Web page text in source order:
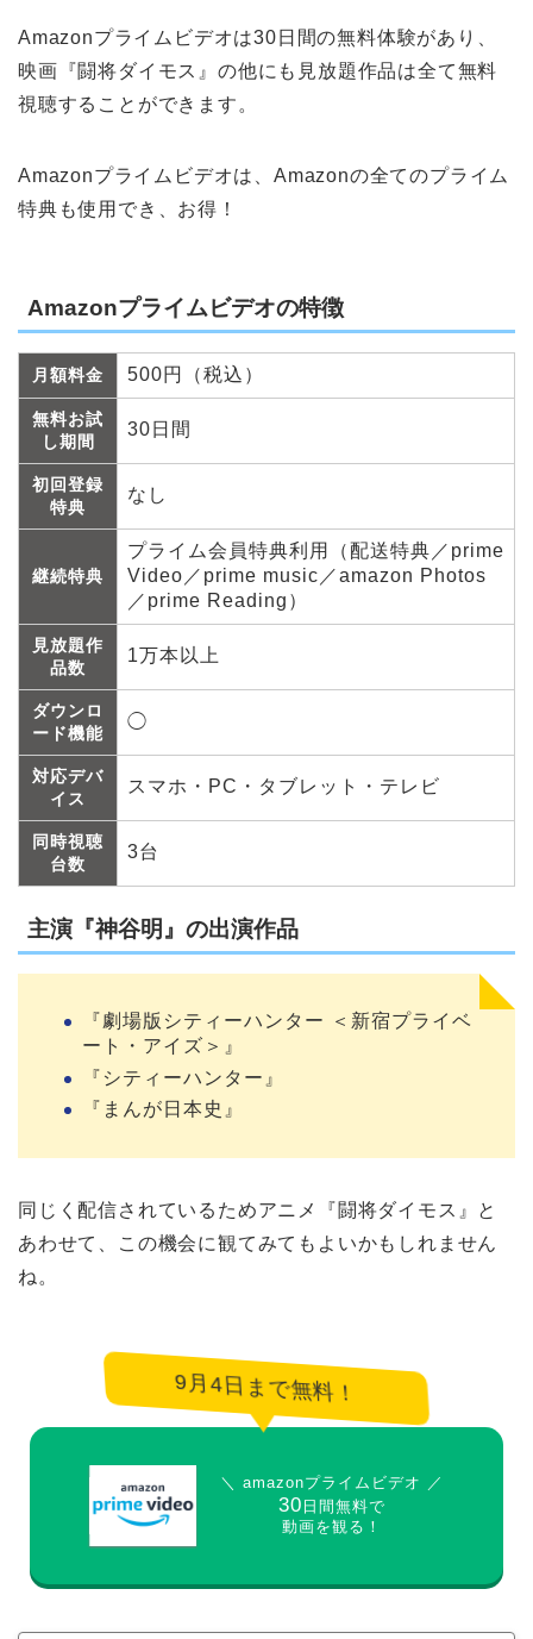
Amazonプライムビデオは30日間の無料体験があり、
映画『闘将ダイモス』の他にも見放題作品は全て無料
視聴することができます。
Amazonプライムビデオは、Amazonの全てのプライム
特典も使用でき、お得！
Amazonプライムビデオの特徴
月額料金 500円（税込）
無料お試
し期間
30日間
初回登録
特典
なし
継続特典
プライム会員特典利用（配送特典／prime
Video／prime music／amazon Photos
／prime Reading）
見放題作
品数
1万本以上
ダウンロ
ード機能
◯
対応デバ
イス
スマホ・PC・タブレット・テレビ
同時視聴
台数
3台
主演『神谷明』の出演作品
『劇場版シティーハンター ＜新宿プライベ
ート・アイズ＞』
『シティーハンター』
『まんが日本史』
同じく配信されているためアニメ『闘将ダイモス』と
あわせて、この機会に観てみてもよいかもしれません
ね。
9月4日まで無料！
＼ amazonプライムビデオ ／
30 日間無料で
動画を観る！